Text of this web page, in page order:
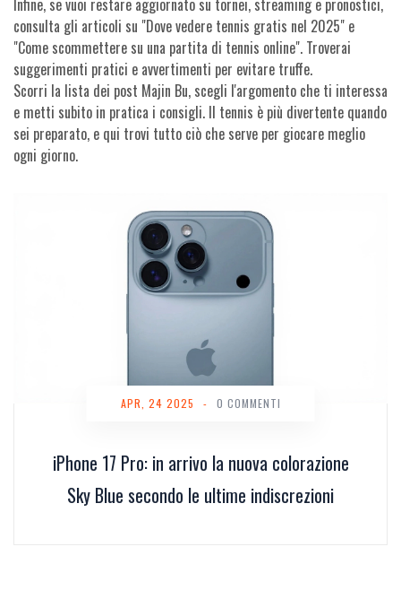
Infine, se vuoi restare aggiornato su tornei, streaming e pronostici,
consulta gli articoli su "Dove vedere tennis gratis nel 2025" e
"Come scommettere su una partita di tennis online". Troverai
suggerimenti pratici e avvertimenti per evitare truffe.
Scorri la lista dei post Majin Bu, scegli l'argomento che ti interessa
e metti subito in pratica i consigli. Il tennis è più divertente quando
sei preparato, e qui trovi tutto ciò che serve per giocare meglio
ogni giorno.
iPhone 17 Pro: in arrivo la nuova colorazione
Sky Blue secondo le ultime indiscrezioni
APR, 24 2025 - 0 COMMENTI